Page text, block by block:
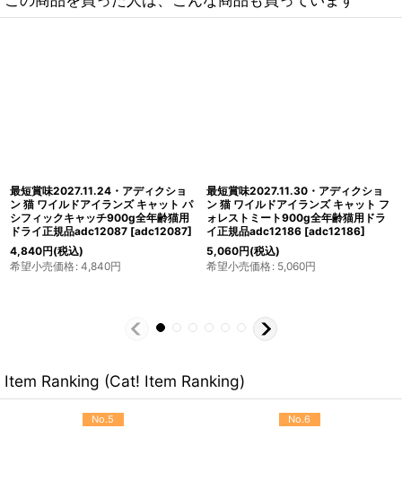
最短賞味2027.11.30・アディクショ
ン 猫 ワイルドアイランズ キャット フ
ォレストミート300g全年齢猫用ドラ
イ正規品adc12179 [adc12179]
1,815円(税込)
希望小売価格: 1,815円
最短賞味2027.11.24・アディクショ
ン 猫 ワイルドアイランズ キャット パ
シフィックキャッチ50g全年齢猫用 有
料サンプル正規品adc12001
[adc12001]
Item Ranking (Cat! Item Ranking)
No.5 No.6